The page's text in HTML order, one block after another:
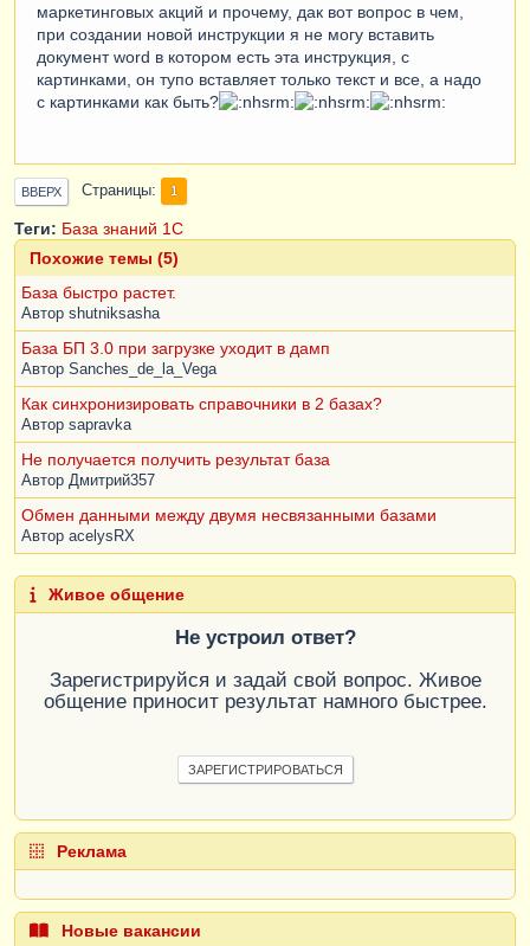
маркетинговых акций и прочему, дак вот вопрос в чем,
при создании новой инструкции я не могу вставить
документ word в котором есть эта инструкция, с
картинками, он тупо вставляет только текст и все, а надо
с картинками как быть?
ВВЕРХ Страницы 1
Теги: База знаний 1С
Похожие темы (5)
База быстро растет.
Автор shutniksasha
База БП 3.0 при загрузке уходит в дамп
Автор Sanches_de_la_Vega
Как синхронизировать справочники в 2 базах?
Автор sapravka
Не получается получить результат база
Автор Дмитрий357
Обмен данными между двумя несвязанными базами
Автор acelysRX
Живое общение
Не устроил ответ?
Зарегистрируйся и задай свой вопрос. Живое
общение приносит результат намного быстрее.
ЗАРЕГИСТРИРОВАТЬСЯ
Реклама
Новые вакансии